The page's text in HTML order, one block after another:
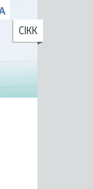
CIKK